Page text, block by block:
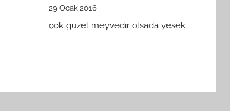
29 Ocak 2016
çok güzel meyvedir olsada yesek